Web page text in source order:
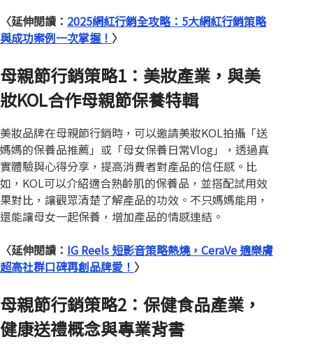
〈延伸閱讀： 2025網紅行銷全攻略：5大網紅行銷策略
與成功案例一次掌握！ 〉
母親節行銷策略1：美妝產業，與美
妝KOL合作母親節保養特輯
美妝品牌在母親節行銷時，可以邀請美妝KOL拍攝「送
媽媽的保養品推薦」或「母女保養日常Vlog」，透過真
實體驗與心得分享，提高消費者對產品的信任感。比
如，KOL可以介紹適合熟齡肌的保養品，並搭配試用效
果對比，讓觀眾清楚了解產品的功效。不只媽媽能用，
還能讓母女一起保養，增加產品的情感連結。
〈延伸閱讀： IG Reels 短影音策略熱燒，CeraVe 適樂膚
超高社群口碑再創品牌愛！ 〉
母親節行銷策略2：保健食品產業，
健康送禮概念與專業背書